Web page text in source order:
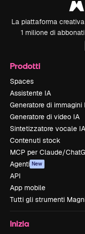
La piattaforma
1 milione di
Prodotti
Spaces
Assistente IA
Generatore di immagini
Generatore di video IA
Sintetizzatore vocale IA
Contenuti stock
MCP per Claude/
Agenti New
API
App mobile
Tutti gli strumenti
Inizia